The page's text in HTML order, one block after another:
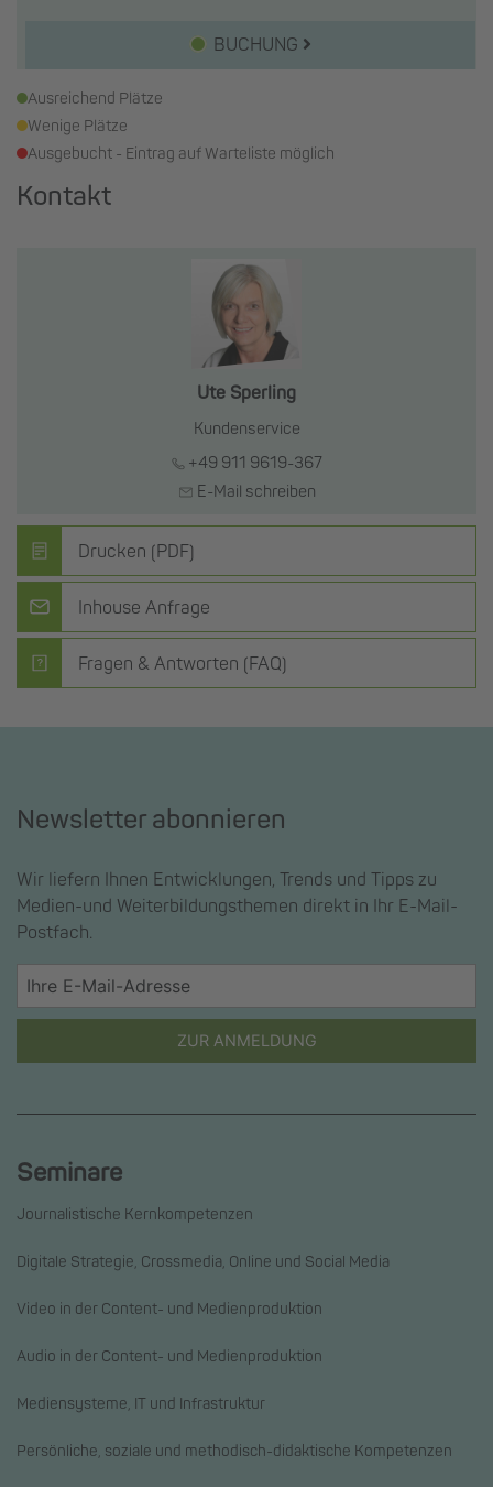
BUCHUNG
Ausreichend Plätze
Wenige Plätze
Ausgebucht - Eintrag auf Warteliste möglich
Kontakt
Ute Sperling
Kundenservice
+49 911 9619-367
E-Mail schreiben
Drucken (PDF)
Inhouse Anfrage
Fragen & Antworten (FAQ)
Newsletter abonnieren
Wir liefern Ihnen Entwicklungen, Trends und Tipps zu
Medien-und Weiterbildungsthemen direkt in Ihr E-Mail-
Postfach.
ZUR ANMELDUNG
Seminare
Journalistische Kernkompetenzen
Digitale Strategie, Crossmedia, Online und Social Media
Video in der Content- und Medienproduktion
Audio in der Content- und Medienproduktion
Mediensysteme, IT und Infrastruktur
Persönliche, soziale und methodisch-didaktische Kompetenzen